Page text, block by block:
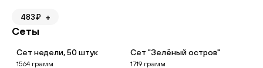
483₽ +
Сеты
Сет недели, 50 штук
1564 грамм
Сет "Зелёный остров"
1719 грамм